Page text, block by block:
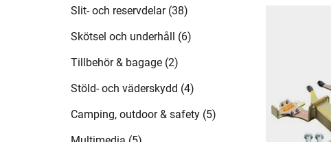
Slit- och reservdelar (38)
Skötsel och underhåll (6)
Tillbehör & bagage (2)
Stöld- och väderskydd (4)
Camping, outdoor & safety (5)